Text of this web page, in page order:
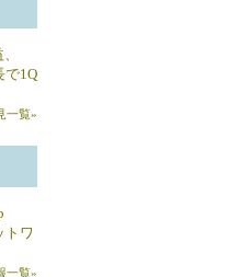
で1Q
一覧»
トワ
一覧»